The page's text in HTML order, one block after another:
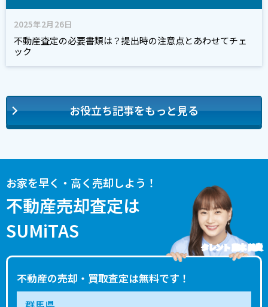
2025年2月26日
不動産査定の必要書類は？提出時の注意点とあわせてチェ
ック
お役立ち記事をもっと見る
お家を早く・高く売却しよう！
不動産売却査定は
SUMiTAS
不動産の売却・買取査定は無料です！
タレント 藤本 美貴